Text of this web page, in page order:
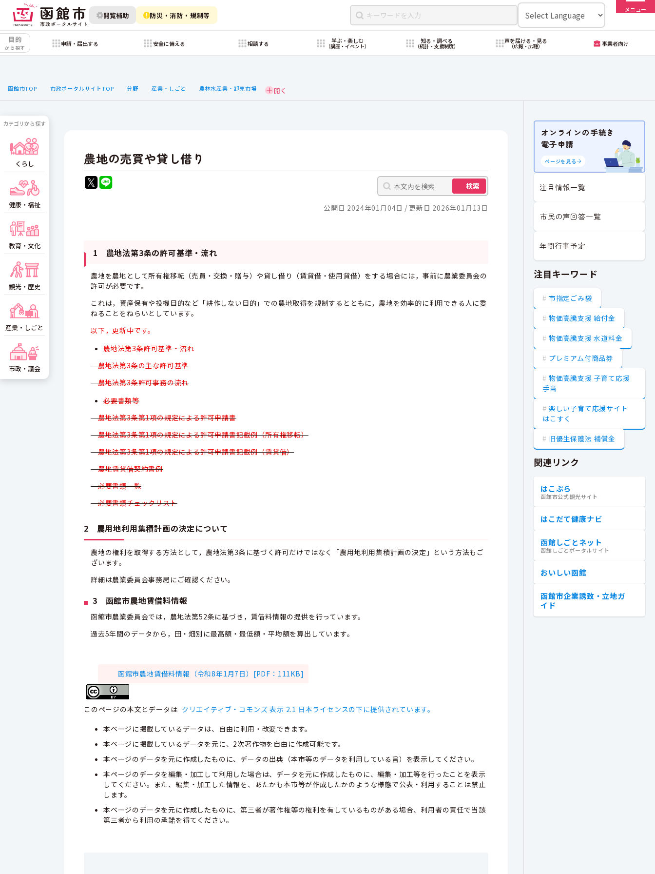
閲覧補助 防災・消防・規制等
メニュー
目的
から探す
申請・届出する 安全に備える 相談する 学ぶ・楽しむ
（講座・イベント）
知る・調べる
（統計・支援制度）
声を届ける・見る
（広報・広聴） 事業者向け
函館市TOP 市政ポータルサイトTOP 分野 産業・しごと 農林水産業・卸売市場
農地の売買や貸し借り
検索
公開日 2024年01月04日 更新日 2026年01月13日
1 農地法第3条の許可基準・流れ
農地を農地として所有権移転（売買・交換・贈与）や貸し借り（賃貸借・使用貸借）をする場合には，事前に農業委員会の
許可が必要です。
これは，資産保有や投機目的など「耕作しない目的」での農地取得を規制するとともに，農地を効率的に利用できる人に委
ねることをねらいとしています。
以下，更新中です。
農地法第3条許可基準・流れ
農地法第3条の主な許可基準
農地法第3条許可事務の流れ
必要書類等
農地法第3条第1項の規定による許可申請書
農地法第3条第1項の規定による許可申請書記載例（所有権移転）
農地法第3条第1項の規定による許可申請書記載例（賃貸借）
農地賃貸借契約書例
必要書類一覧
必要書類チェックリスト
2 農用地利用集積計画の決定について
農地の権利を取得する方法として，農地法第3条に基づく許可だけではなく「農用地利用集積計画の決定」という方法もご
ざいます。
詳細は農業委員会事務局にご確認ください。
3 函館市農地賃借料情報
函館市農業委員会では，農地法第52条に基づき，賃借料情報の提供を行っています。
過去5年間のデータから，田・畑別に最高額・最低額・平均額を算出しています。
函館市農地賃借料情報（令和8年1月7日）[PDF：111KB]
このページの本文とデータは クリエイティブ・コモンズ 表示 2.1 日本ライセンスの下に提供されています。
本ページに掲載しているデータは、自由に利用・改変できます。
本ページに掲載しているデータを元に、2次著作物を自由に作成可能です。
本ページのデータを元に作成したものに、データの出典（本市等のデータを利用している旨）を表示してください。
本ページのデータを編集・加工して利用した場合は、データを元に作成したものに、編集・加工等を行ったことを表示
してください。また、編集・加工した情報を、あたかも本市等が作成したかのような様態で公表・利用することは禁止
します。
本ページのデータを元に作成したものに、第三者が著作権等の権利を有しているものがある場合、利用者の責任で当該
第三者から利用の承諾を得てください。
カテゴリから探す
くらし
健康・福祉
教育・文化
観光・歴史
産業・しごと
市政・議会
オンラインの手続き
電子申請
ページを見る
注目情報一覧
市民の声回答一覧
年間行事予定
注目キーワード
市指定ごみ袋
物価高騰支援 給付金
物価高騰支援 水道料金
プレミアム付商品券
物価高騰支援 子育て応援
手当
楽しい子育て応援サイト
はこすく
旧優生保護法 補償金
関連リンク
はこぶら
函館市公式観光サイト
はこだて健康ナビ
函館しごとネット
函館しごとポータルサイト
おいしい函館
函館市企業誘致・立地ガ
イド